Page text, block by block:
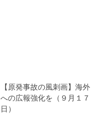
【原発事故の風刺画】海外
への広報強化を（９月１７
日）